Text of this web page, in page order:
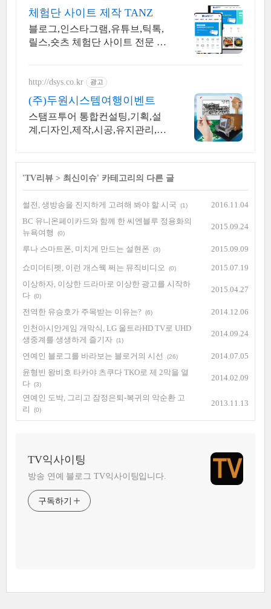
체험단 사이트 제작 TANZ
블로그,인스타그램,유튜브,틱톡,
릴스,숏츠 체험단 사이트 전문 제
http://dsys.co.kr 광고
(주)두원시스템여행이벤트
스탬프투어 통합컨설팅,기획,설
계,디자인,제작,시공,유지관리,스
'TV리뷰 > 최신이슈' 카테고리의 다른 글
썰전, 생방송을 진지하게 고려해 봐야 할 시국 (1)
2016.11.04
BC 유니온페이카드와 함께 한 씨엔블루 정용화의
뉴욕여행
(0)
2015.09.24
루나 스마트폰, 미치게 만드는 설현폰 (3) 2015.09.09
쇼미더티펫, 이런 개스웩 쩌는 뮤직비디오 (0)
2015.07.19
이상하자, 이상한 드라마로 이상한 광고를 시작하
다 (0)
2015.04.27
전역한 유승호가 주목받는 이유는? (6)
2014.12.06
인천아시안게임 개막식, LG 울트라HD TV로 UHD
생중계를 생생하게 즐기자 (1)
2014.09.24
연예인 블로그를 바라보는 블로거의 시선 (26)
2014.07.05
윤형빈 왕비호 타카야 츠쿠다 TKO로 제 2막을 열
다 (3)
2014.02.09
연예인 도박, 그리고 잠정은퇴-복귀의 악순환 고
리
(0)
2013.11.13
TV익사이팅
방송 연예 블로그 TV익사이팅입니다.
구독하기